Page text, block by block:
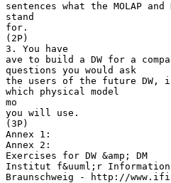
sentences what the MOLAP and
stand
for.
(2P)
3. You have
ave to build a DW for a
questions you would ask
the users of the future DW,
which physical model
mo
you will use.
(3P)
Annex 1:
Annex 2:
Exercises for DW &amp; DM
Institut f&uuml;r
Braunschweig - http://